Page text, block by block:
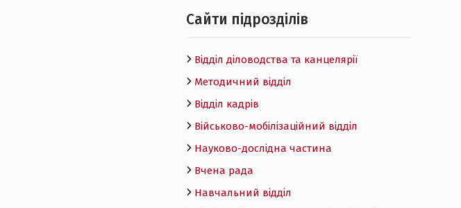
Cайти підрозділів
Відділ діловодства та канцелярії
Методичний відділ
Відділ кадрів
Військово-мобілізаційний відділ
Науково-дослідна частина
Вчена рада
Навчальний відділ